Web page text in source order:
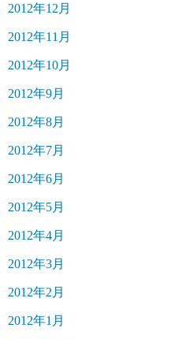
2012年12月
2012年11月
2012年10月
2012年9月
2012年8月
2012年7月
2012年6月
2012年5月
2012年4月
2012年3月
2012年2月
2012年1月